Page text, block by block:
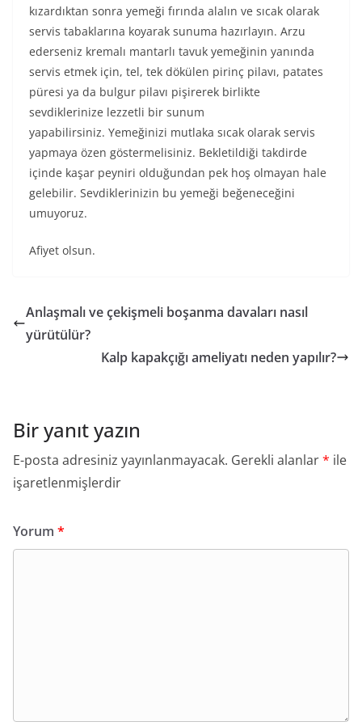
kızardıktan sonra yemeği fırında alalın ve sıcak olarak
servis tabaklarına koyarak sunuma hazırlayın. Arzu
ederseniz kremalı mantarlı tavuk yemeğinin yanında
servis etmek için, tel, tek dökülen pirinç pilavı, patates
püresi ya da bulgur pilavı pişirerek birlikte
sevdiklerinize lezzetli bir sunum
yapabilirsiniz. Yemeğinizi mutlaka sıcak olarak servis
yapmaya özen göstermelisiniz. Bekletildiği takdirde
içinde kaşar peyniri olduğundan pek hoş olmayan hale
gelebilir. Sevdiklerinizin bu yemeği beğeneceğini
umuyoruz.
Afiyet olsun.
Anlaşmalı ve çekişmeli boşanma davaları nasıl
yürütülür?
Kalp kapakçığı ameliyatı neden yapılır?
Bir yanıt yazın
E-posta adresiniz yayınlanmayacak. Gerekli alanlar* ile
işaretlenmişlerdir
Yorum *